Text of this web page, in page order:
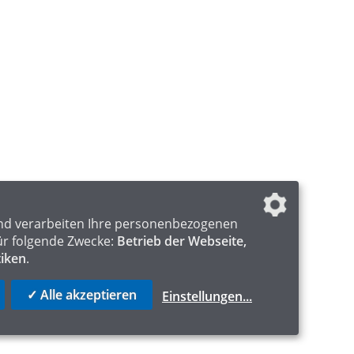
verarbeiten Ihre personenbezogenen
folgende Zwecke: Betrieb der Webseite,
.
✓ Alle akzeptieren Einstellungen...